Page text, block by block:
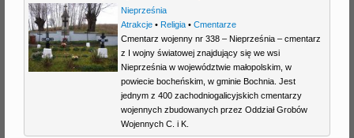
Nieprześnia
Atrakcje• Religia• Cmentarze
Cmentarz wojenny nr 338 – Nieprześnia – cmentarz
z I wojny światowej znajdujący się we wsi
Nieprześnia w województwie małopolskim, w
powiecie bocheńskim, w gminie Bochnia. Jest
jednym z 400 zachodniogalicyjskich cmentarzy
wojennych zbudowanych przez Oddział Grobów
Wojennych C. i K.